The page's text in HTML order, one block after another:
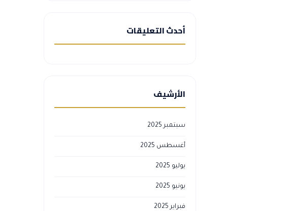
أحدث التعليقات
الأرشيف
سبتمبر 2025
أغسطس 2025
يوليو 2025
يونيو 2025
فبراير 2025